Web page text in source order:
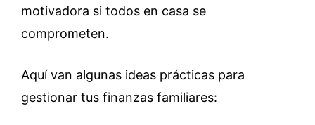
motivadora si todos en casa se
comprometen.
Aquí van algunas ideas prácticas para
gestionar tus finanzas familiares: